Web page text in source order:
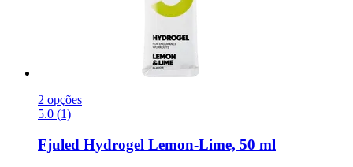
2 opções
5.0 (1)
Fjuled Hydrogel Lemon-​Lime, 50 ml